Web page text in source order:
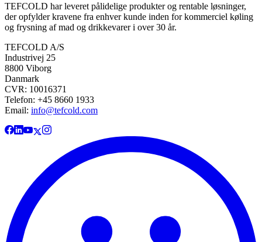
TEFCOLD har leveret pålidelige produkter og rentable løsninger,
der opfylder kravene fra enhver kunde inden for kommerciel køling
og frysning af mad og drikkevarer i over 30 år.
TEFCOLD A/S
Industrivej 25
8800 Viborg
Danmark
CVR: 10016371
Telefon: +45 8660 1933
Email: info@tefcold.com